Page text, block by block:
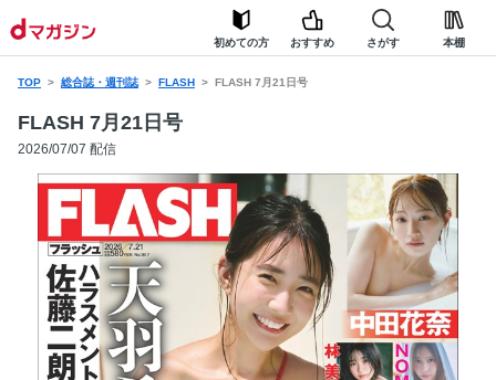
初めての方 おすすめ さがす 本棚
TOP 総合誌・週刊誌 FLASH FLASH 7月21日号
FLASH 7月21日号
2026/07/07 配信